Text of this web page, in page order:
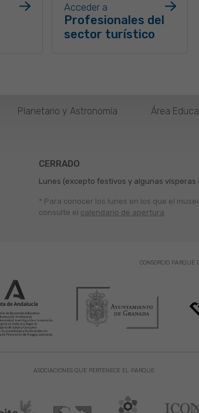
Acceder a
Profesionales del
sector turístico
Planetario y Astronomía Área
CERRADO
Lunes (excepto festivos y algunas vísperas
* Para conocer los lunes en los que el
consulte el calendario de apertura
ASOCIACIONES QUE PERTENECE EL PARQUE
CONSORCIO PARQUE